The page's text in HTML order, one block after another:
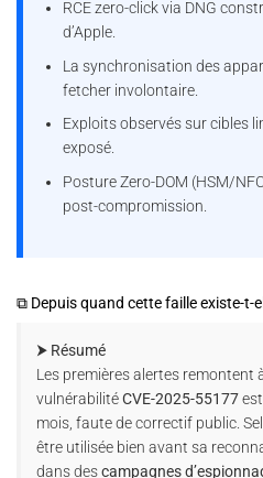
RCE zero-click via DNG
d’Apple.
La synchronisation des
fetcher involontaire.
Exploits observés sur cibles
exposé.
Posture Zero-DOM (HSM/
post-compromission.
⧉ Depuis quand cette faille existe-t-
⮞ Résumé
Les premières alertes remontent
vulnérabilitéCVE-2025-55177
mois, faute de correctif public.
être utilisée bien avant sa
dans descampagnes